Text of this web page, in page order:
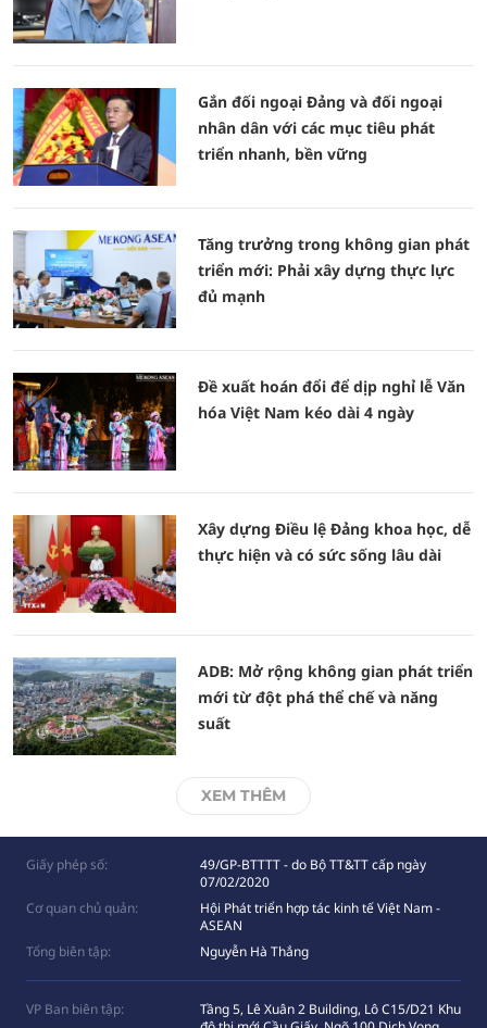
Gắn đối ngoại Đảng và đối ngoại
nhân dân với các mục tiêu phát
triển nhanh, bền vững
Tăng trưởng trong không gian phát
triển mới: Phải xây dựng thực lực
đủ mạnh
Đề xuất hoán đổi để dịp nghỉ lễ Văn
hóa Việt Nam kéo dài 4 ngày
Xây dựng Điều lệ Đảng khoa học, dễ
thực hiện và có sức sống lâu dài
ADB: Mở rộng không gian phát triển
mới từ đột phá thể chế và năng
suất
XEM THÊM
Giấy phép số:
49/GP-BTTTT - do Bộ TT&TT cấp ngày
07/02/2020
Cơ quan chủ quản:
Hội Phát triển hợp tác kinh tế Việt Nam -
ASEAN
Tổng biên tập:
Nguyễn Hà Thắng
VP Ban biên tập:
Tầng 5, Lê Xuân 2 Building, Lô C15/D21 Khu